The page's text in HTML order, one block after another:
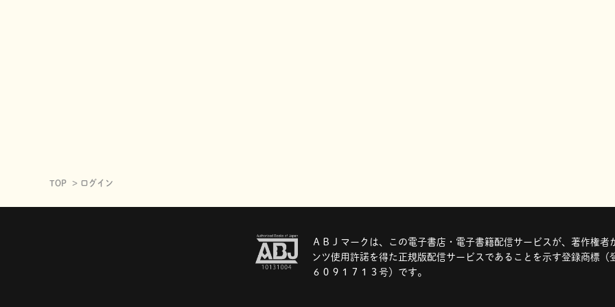
TOP ログイン
ＡＢＪマークは、この電子書店・電子書籍配信サービスが、著作権者
ンツ使用許諾を得た正規版配信サービスであることを示す登録商標（
６０９１７１３号）です。